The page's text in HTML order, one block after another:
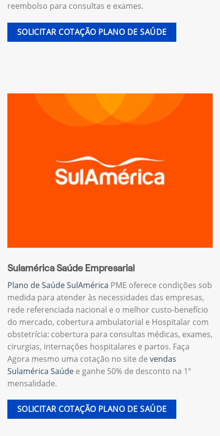
reembolso para consultas e exames.
SOLICITAR COTAÇÃO PLANO DE SAÚDE
Sulamérica Saúde Empresarial
Plano de Saúde SulAmérica PME oferece condições sob
medida para atender às necessidades das empresas,
rede referenciada nacional e o melhor custo-benefício
do mercado, cobertura ambulatorial e Hospitalar com
obstetrícia: cobertura para consultas médicas, exames,
cirurgias, internações hospitalares e partos. Faça
Agora mesmo uma cotação no site de vendas
Sulamérica Saúde e ganhe 50% de desconto na 1º
mensalidade.
SOLICITAR COTAÇÃO PLANO DE SAÚDE